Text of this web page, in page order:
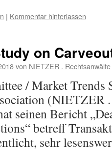
| Kommentar hinterlassen
on
von NIETZER . Rechtsanwälte
/ Market Trends
(NIETZER .
seinen Bericht
betreff
sehr